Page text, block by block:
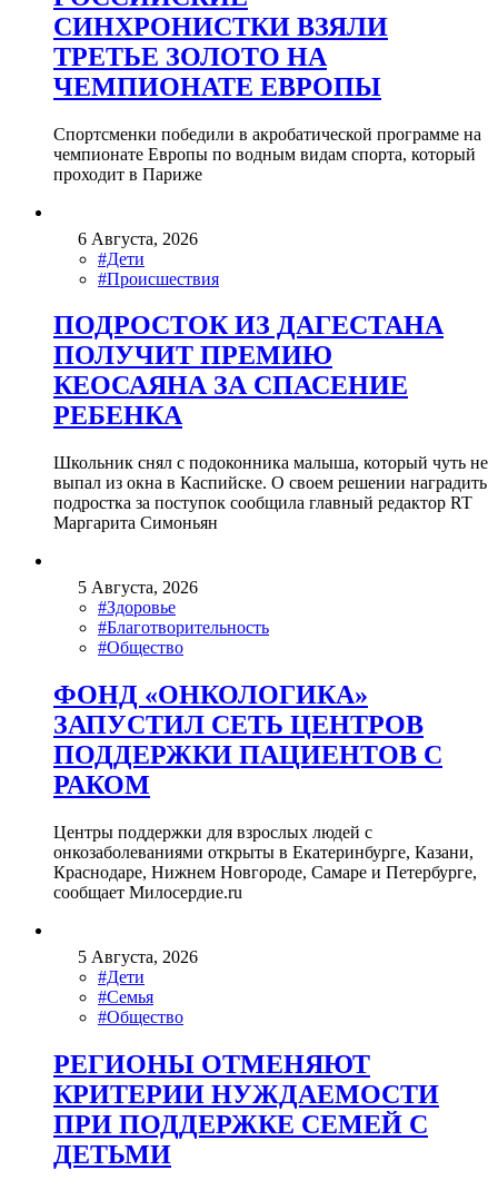
СИНХРОНИСТКИ ВЗЯЛИ
ТРЕТЬЕ ЗОЛОТО НА
ЧЕМПИОНАТЕ ЕВРОПЫ
Спортсменки победили в акробатической программе на
чемпионате Европы по водным видам спорта, который
проходит в Париже
6 Августа, 2026
#Дети
#Происшествия
ПОДРОСТОК ИЗ ДАГЕСТАНА
ПОЛУЧИТ ПРЕМИЮ
КЕОСАЯНА ЗА СПАСЕНИЕ
РЕБЕНКА
Школьник снял с подоконника малыша, который чуть не
выпал из окна в Каспийске. О своем решении наградить
подростка за поступок сообщила главный редактор RT
Маргарита Симоньян
5 Августа, 2026
#Здоровье
#Благотворительность
#Общество
ФОНД «ОНКОЛОГИКА»
ЗАПУСТИЛ СЕТЬ ЦЕНТРОВ
ПОДДЕРЖКИ ПАЦИЕНТОВ С
РАКОМ
Центры поддержки для взрослых людей с
онкозаболеваниями открыты в Екатеринбурге, Казани,
Краснодаре, Нижнем Новгороде, Самаре и Петербурге,
сообщает Милосердие.ru
5 Августа, 2026
#Дети
#Семья
#Общество
РЕГИОНЫ ОТМЕНЯЮТ
КРИТЕРИИ НУЖДАЕМОСТИ
ПРИ ПОДДЕРЖКЕ СЕМЕЙ С
ДЕТЬМИ